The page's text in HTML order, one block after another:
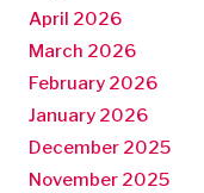
April 2026
March 2026
February 2026
January 2026
December 2025
November 2025